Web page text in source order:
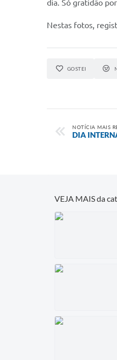
dia. Só gratidão
Nestas fotos,
GOSTEI
NOTÍCIA MAIS
DIA
VEJA MAIS da